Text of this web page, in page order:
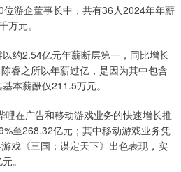
游企董事长中，共有36人2024年年薪
万元。
约2.54亿元年薪断层第一，同比增长
睿之所以年薪过亿，是因为其中包含
本薪酬仅211.5万元。
在广告和移动游戏业务的快速增长推
至268.32亿元；其中移动游戏业务凭
戏《三国：谋定天下》出色表现，实
。